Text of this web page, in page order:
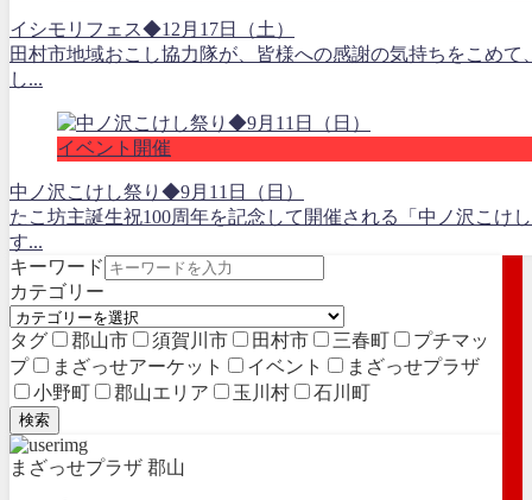
イシモリフェス◆12月17日（土）
田村市地域おこし協力隊が、皆様への感謝の気持ちをこめ
し...
イベント開催
中ノ沢こけし祭り◆9月11日（日）
たこ坊主誕生祝100周年を記念して開催される「中ノ沢こけ
す...
キーワード
カテゴリー
タグ 郡山市 須賀川市 田村市 三春町
プチマッ
プ
まざっせアーケット イベント
まざっせプラザ
小野町
郡山エリア 玉川村 石川町
検索
まざっせプラザ 郡山